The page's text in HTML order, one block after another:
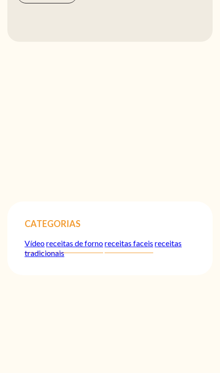
CATEGORIAS
Vídeoreceitas de fornoreceitas faceis receitas
tradicionais